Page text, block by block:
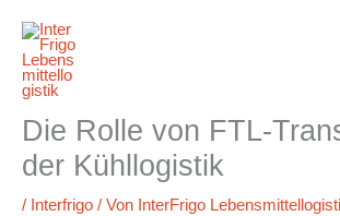
Inhalt
springen
Die Rolle von FTL-
der Kühllogistik
/ Interfrigo / Von InterFrigo